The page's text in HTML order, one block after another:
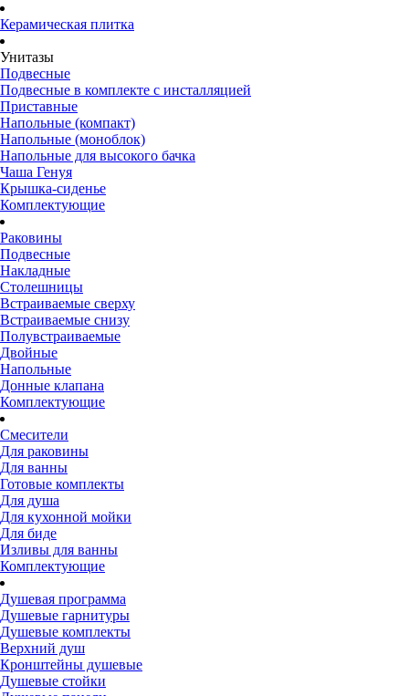
Керамическая плитка
Унитазы
Подвесные
Подвесные в комплекте с инсталляцией
Приставные
Напольные (компакт)
Напольные (моноблок)
Напольные для высокого бачка
Чаша Генуя
Крышка-сиденье
Комплектующие
Раковины
Подвесные
Накладные
Столешницы
Встраиваемые сверху
Встраиваемые снизу
Полувстраиваемые
Двойные
Напольные
Донные клапана
Комплектующие
Смесители
Для раковины
Для ванны
Готовые комплекты
Для душа
Для кухонной мойки
Для биде
Изливы для ванны
Комплектующие
Душевая программа
Душевые гарнитуры
Душевые комплекты
Верхний душ
Кронштейны душевые
Душевые стойки